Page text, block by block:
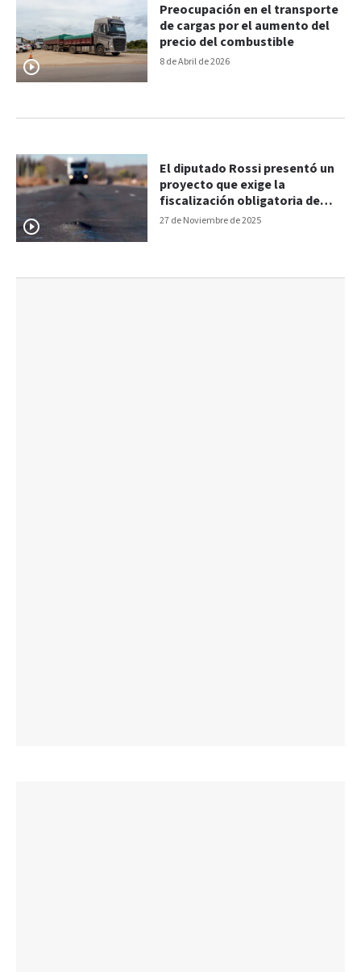
8 de Abril de 2026
Preocupación en el transporte
de cargas por el aumento del
precio del combustible
27 de Noviembre de 2025
El diputado Rossi presentó un
proyecto que exige la
fiscalización obligatoria de
transporte de carga en Entre